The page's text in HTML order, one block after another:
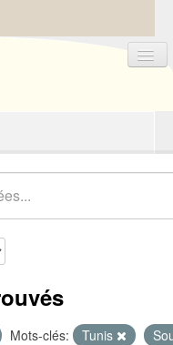
Mots-clés: Tunis